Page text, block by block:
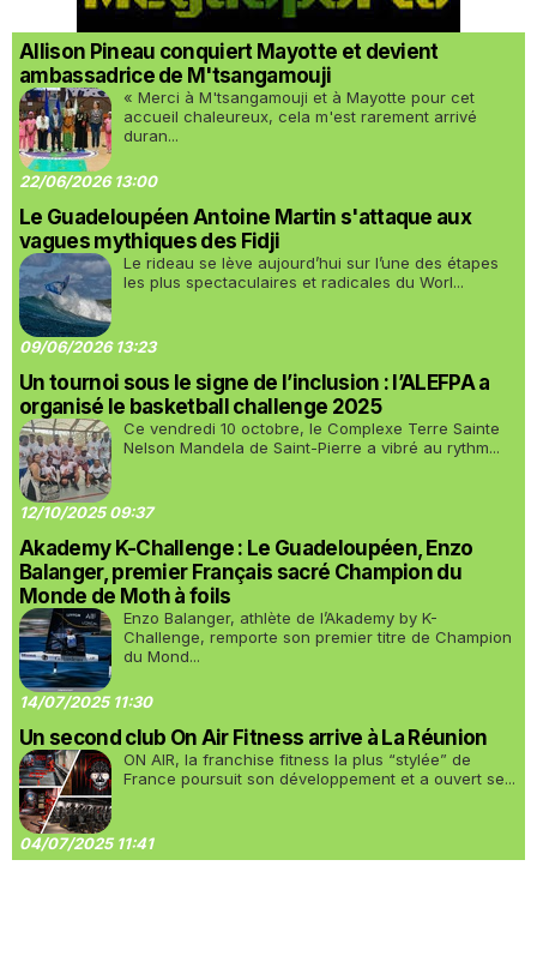
Allison Pineau conquiert Mayotte et devient
ambassadrice de M'tsangamouji
« Merci à M'tsangamouji et à Mayotte pour cet
accueil chaleureux, cela m'est rarement arrivé
duran...
22/06/2026 13:00
Le Guadeloupéen Antoine Martin s'attaque aux
vagues mythiques des Fidji
Le rideau se lève aujourd’hui sur l’une des étapes
les plus spectaculaires et radicales du Worl...
09/06/2026 13:23
Un tournoi sous le signe de l’inclusion : l’ALEFPA a
organisé le basketball challenge 2025
Ce vendredi 10 octobre, le Complexe Terre Sainte
Nelson Mandela de Saint-Pierre a vibré au rythm...
12/10/2025 09:37
Akademy K-Challenge : Le Guadeloupéen, Enzo
Balanger, premier Français sacré Champion du
Monde de Moth à foils
Enzo Balanger, athlète de l’Akademy by K-
Challenge, remporte son premier titre de Champion
du Mond...
14/07/2025 11:30
Un second club On Air Fitness arrive à La Réunion
ON AIR, la franchise fitness la plus “stylée” de
France poursuit son développement et a ouvert se...
04/07/2025 11:41